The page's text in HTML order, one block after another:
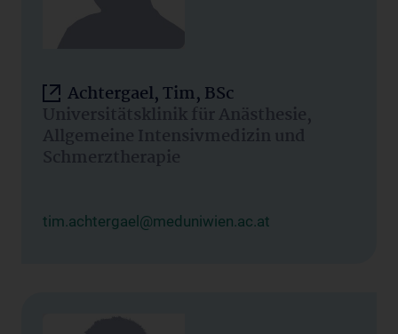
Achtergael, Tim, BSc
Universitätsklinik für Anästhesie,
Allgemeine Intensivmedizin und
Schmerztherapie
tim.achtergael@meduniwien.ac.at